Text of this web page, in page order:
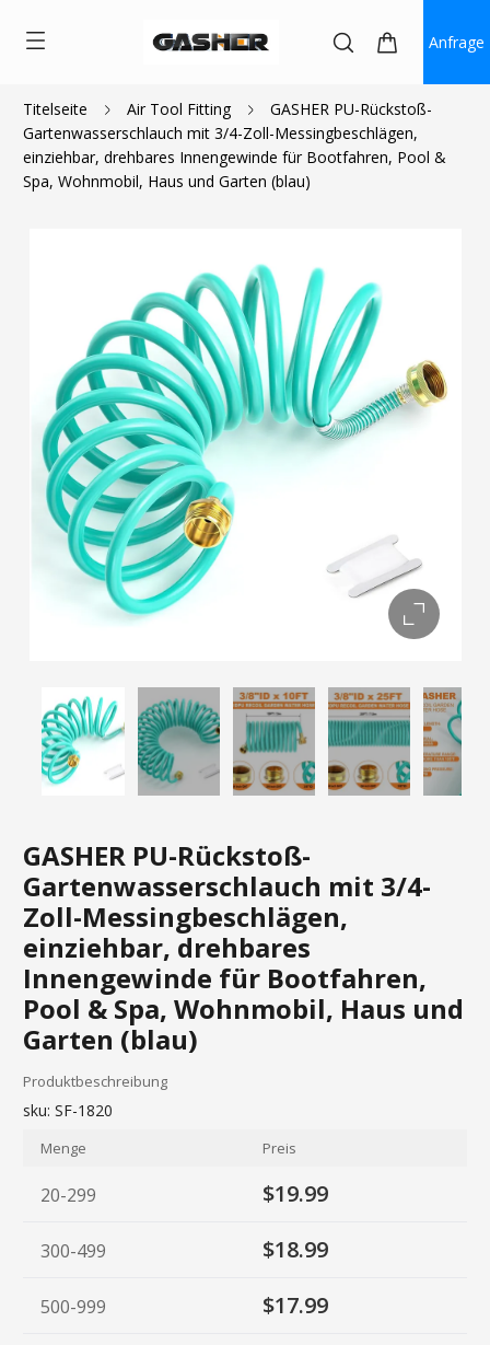
Anfrage
Titelseite Air Tool Fitting
GASHER PU-Rückstoß-
Gartenwasserschlauch mit 3/4-Zoll-Messingbeschlägen,
einziehbar, drehbares Innengewinde für Bootfahren, Pool &
Spa, Wohnmobil, Haus und Garten (blau)
GASHER PU-Rückstoß-
Gartenwasserschlauch mit 3/4-
Zoll-Messingbeschlägen,
einziehbar, drehbares
Innengewinde für Bootfahren,
Pool & Spa, Wohnmobil, Haus und
Garten (blau)
$19.99
Produktbeschreibung
sku: SF-1820
Menge Preis
20-299 $19.99
300-499 $18.99
500-999 $17.99